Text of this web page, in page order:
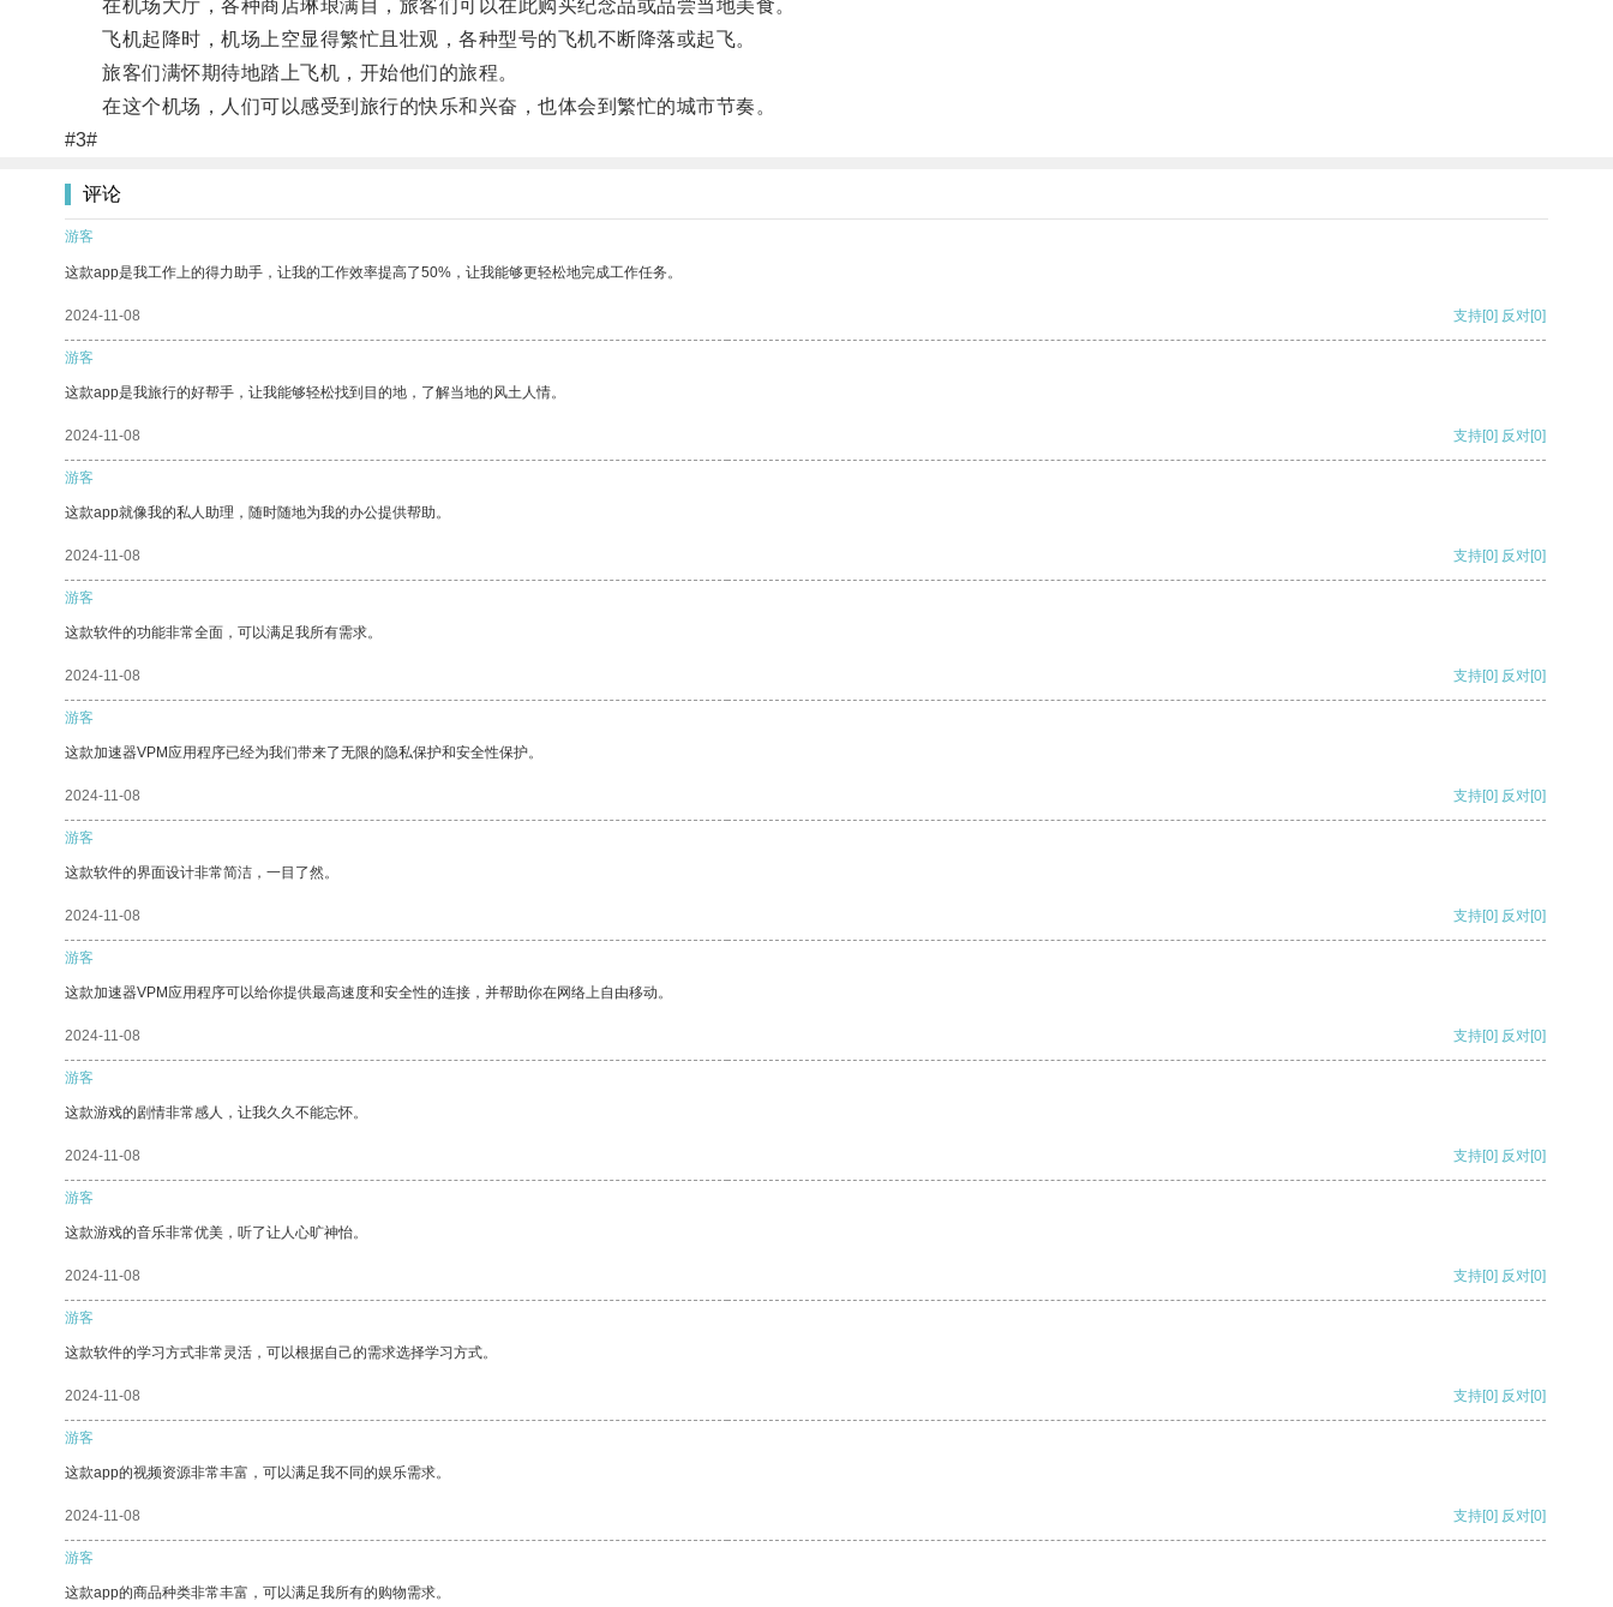
在机场大厅，各种商店琳琅满目，旅客们可以在此购买纪念品或品尝当地美食。
飞机起降时，机场上空显得繁忙且壮观，各种型号的飞机不断降落或起飞。
旅客们满怀期待地踏上飞机，开始他们的旅程。
在这个机场，人们可以感受到旅行的快乐和兴奋，也体会到繁忙的城市节奏。
#3#
评论
游客
这款app是我工作上的得力助手，让我的工作效率提高了50%，让我能够更轻松地完成工作任务。
2024-11-08 支持[0] 反对[0]
游客
这款app是我旅行的好帮手，让我能够轻松找到目的地，了解当地的风土人情。
2024-11-08 支持[0] 反对[0]
游客
这款app就像我的私人助理，随时随地为我的办公提供帮助。
2024-11-08 支持[0] 反对[0]
游客
这款软件的功能非常全面，可以满足我所有需求。
2024-11-08 支持[0] 反对[0]
游客
这款加速器VPM应用程序已经为我们带来了无限的隐私保护和安全性保护。
2024-11-08 支持[0] 反对[0]
游客
这款软件的界面设计非常简洁，一目了然。
2024-11-08 支持[0] 反对[0]
游客
这款加速器VPM应用程序可以给你提供最高速度和安全性的连接，并帮助你在网络上自由移动。
2024-11-08 支持[0] 反对[0]
游客
这款游戏的剧情非常感人，让我久久不能忘怀。
2024-11-08 支持[0] 反对[0]
游客
这款游戏的音乐非常优美，听了让人心旷神怡。
2024-11-08 支持[0] 反对[0]
游客
这款软件的学习方式非常灵活，可以根据自己的需求选择学习方式。
2024-11-08 支持[0] 反对[0]
游客
这款app的视频资源非常丰富，可以满足我不同的娱乐需求。
2024-11-08 支持[0] 反对[0]
游客
这款app的商品种类非常丰富，可以满足我所有的购物需求。